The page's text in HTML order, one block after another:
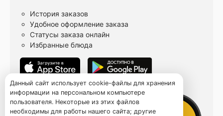
История заказов
Удобное оформление заказа
Статусы заказа онлайн
Избранные блюда
Данный сайт использует cookie-файлы для хранения
информации на персональном компьютере
пользователя. Некоторые из этих файлов
необходимы для работы нашего сайта; другие